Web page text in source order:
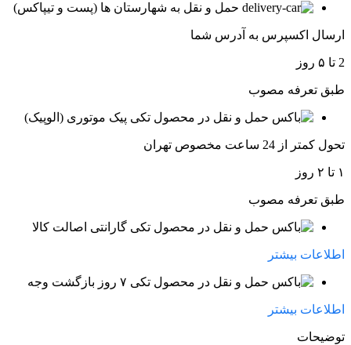
حمل و نقل به شهارستان ها (پست و تیپاکس)
ارسال اکسپرس به آدرس شما
2 تا ۵ روز
طبق تعرفه مصوب
پیک موتوری (الوپیک)
تحول کمتر از 24 ساعت مخصوص تهران
۱ تا ۲ روز
طبق تعرفه مصوب
گارانتی اصالت کالا
اطلاعات بیشتر
۷ روز بازگشت وجه
اطلاعات بیشتر
توضیحات